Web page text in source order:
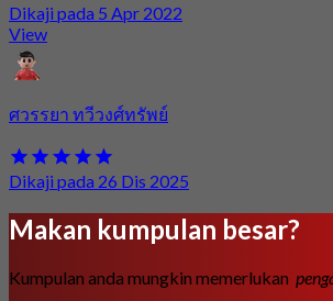
Dikaji pada 5 Apr 2022
View
ศวรรยา ทวีวงศ์ทรัพย์
Dikaji pada 26 Dis 2025
Makan kumpulan besar?
Kumpulan anda mungkin memerlukan